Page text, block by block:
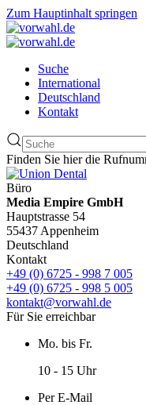
Zum Hauptinhalt springen
Suche
International
Deutschland
Kontakt
Finden Sie hier die
Büro
Media Empire GmbH
Hauptstrasse 54
55437 Appenheim
Deutschland
Kontakt
+49 (0) 6725 - 998 7 005
+49 (0) 6725 - 998 5 005
kontakt@vorwahl.de
Für Sie erreichbar
Mo. bis Fr.
10 - 15 Uhr
Per E-Mail